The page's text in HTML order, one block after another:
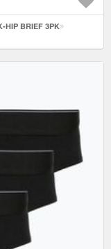
HIP BRIEF 3PK